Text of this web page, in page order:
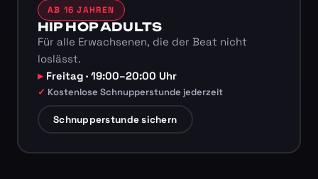
AB 16 JAHREN
HIP HOP ADULTS
Für alle Erwachsenen, die der Beat nicht
loslässt.
Freitag · 19:00–20:00 Uhr
Kostenlose Schnupperstunde jederzeit
Schnupperstunde sichern